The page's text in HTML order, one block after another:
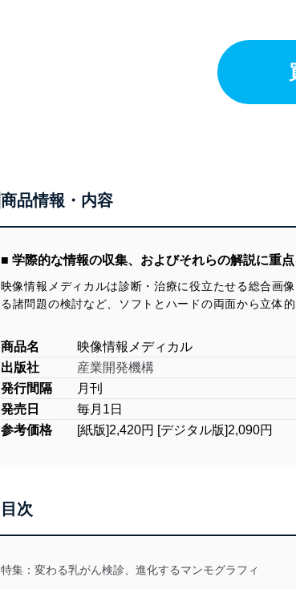
商品情報・内容
■ 学際的な情報の収集、およびそれらの解説に重
映像情報メディカルは診断・治療に役立たせる総合画
る諸問題の検討など、ソフトとハードの両面から立体的
商品名
映像情報メディカル
出版社
産業開発機構
発行間隔
月刊
発売日
毎月1日
参考価格
[紙版]2,420円 [デジタル版]2,090円
目次
特集：変わる乳がん検診、進化するマンモグラフィ